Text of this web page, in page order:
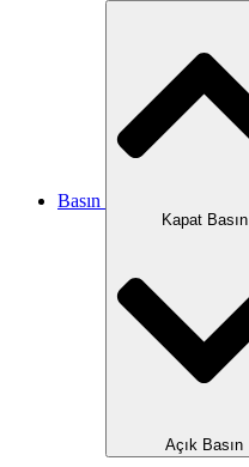
Basın
Kapat Basın
Açık Basın